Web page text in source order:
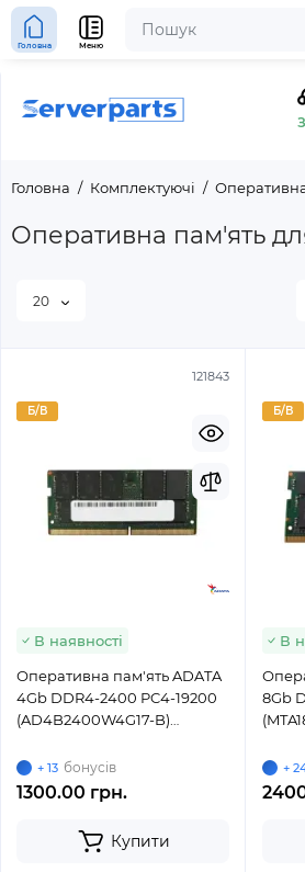
Головна Меню
Головна Комплектуючі
Оперативна пам'ять
20
121843
Б/В
В наявності
Оперативна пам'ять ADATA
4Gb DDR4-2400 PC4-19200
(AD4B2400W4G17-B)
+ 13 бонусів
1300.00 грн.
Купити
Б/В
В
8Gb
+